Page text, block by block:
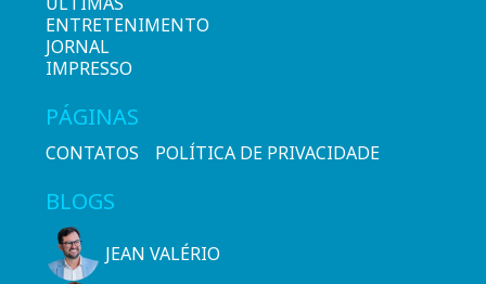
ENTRETENIMENTO
JORNAL
IMPRESSO
PÁGINAS
CONTATOS POLÍTICA DE PRIVACIDADE
BLOGS
JEAN VALÉRIO